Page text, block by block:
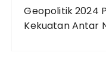
Geopolitik 2024
Kekuatan Antar